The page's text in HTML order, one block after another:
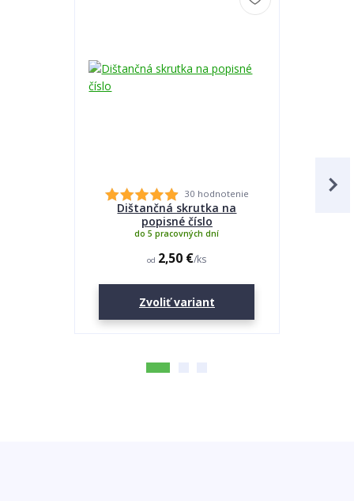
30 hodnotenie
Dištančná skrutka na
popisné číslo
od 2,50 €/ks
do 5 pracovných dní
Zvoliť variant